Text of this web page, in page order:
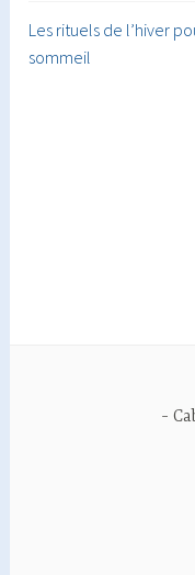
Les rituels de l’hiver
sommeil